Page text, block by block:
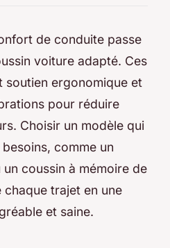
de conduite passe
voiture adapté. Ces
soutien ergonomique et
pour réduire
Choisir un modèle qui
comme un
coussin à mémoire de
trajet en une
et saine.